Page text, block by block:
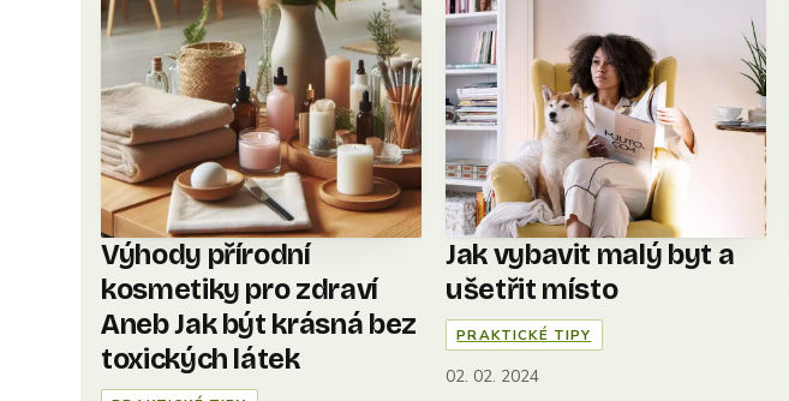
Výhody přírodní
kosmetiky pro zdraví
Aneb Jak být krásná bez
toxických látek
Jak vybavit malý byt a
ušetřit místo
PRAKTICKÉ TIPY
02. 02. 2024